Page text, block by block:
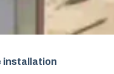
installation